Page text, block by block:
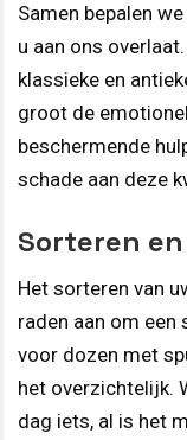
Samen bepalen
u aan ons
klassieke en
groot de
beschermende
schade aan deze
Sorteren
Het sorteren van
raden aan om een
voor dozen met
het overzichtelijk.
dag iets, al is het